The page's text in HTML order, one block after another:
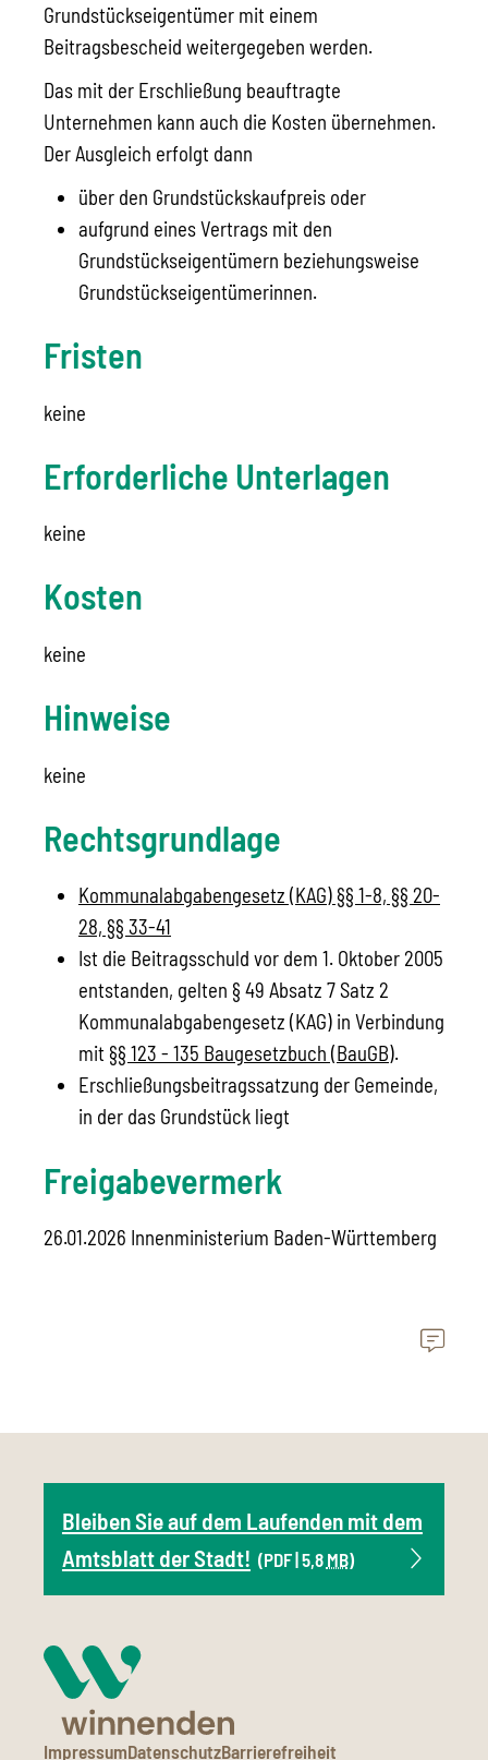
Grundstückseigentümer mit einem
Beitragsbescheid weitergegeben werden.
Das mit der Erschließung beauftragte
Unternehmen kann auch die Kosten übernehmen.
Der Ausgleich erfolgt dann
über den Grundstückskaufpreis oder
aufgrund eines Vertrags mit den
Grundstückseigentümern beziehungsweise
Grundstückseigentümerinnen.
Fristen
keine
Erforderliche Unterlagen
keine
Kosten
keine
Hinweise
keine
Rechtsgrundlage
Kommunalabgabengesetz (KAG) §§ 1-8, §§ 20-
28, §§ 33-41
Ist die Beitragsschuld vor dem 1. Oktober 2005
entstanden, gelten § 49 Absatz 7 Satz 2
Kommunalabgabengesetz (KAG) in Verbindung
mit §§ 123 - 135 Baugesetzbuch (BauGB).
Erschließungsbeitragssatzung der Gemeinde,
in der das Grundstück liegt
Freigabevermerk
26.01.2026 Innenministerium Baden-Württemberg
Bleiben Sie auf dem Laufenden mit dem
Amtsblatt der Stadt! (PDF | 5,8 MB)
ImpressumDatenschutzBarrierefreiheit